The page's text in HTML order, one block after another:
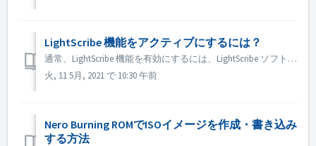
LightScribe 機能をアクティブにするには？
通常、LightScribe 機能を有効にするには、LightScribe ソフトウェアをインストールする必要があります。 https://lightscribesoftware.org/ ご不明な点がございましたら、お問い合わせください。
火, 11 5月, 2021 で 10:30 午前
Nero Burning ROMでISOイメージを作成・書き込み
する方法